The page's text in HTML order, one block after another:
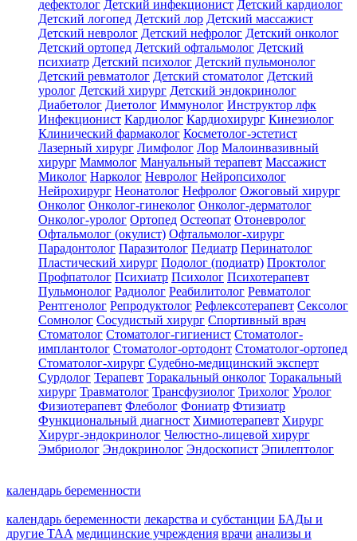
дефектолог Детский инфекционист Детский кардиолог
Детский логопед Детский лор Детский массажист
Детский невролог Детский нефролог Детский онколог
Детский ортопед Детский офтальмолог Детский
психиатр Детский психолог Детский пульмонолог
Детский ревматолог Детский стоматолог Детский
уролог Детский хирург Детский эндокринолог
Диабетолог Диетолог Иммунолог Инструктор лфк
Инфекционист Кардиолог Кардиохирург Кинезиолог
Клинический фармаколог Косметолог-эстетист
Лазерный хирург Лимфолог Лор Малоинвазивный
хирург Маммолог Мануальный терапевт Массажист
Миколог Нарколог Невролог Нейропсихолог
Нейрохирург Неонатолог Нефролог Ожоговый хирург
Онколог Онколог-гинеколог Онколог-дерматолог
Онколог-уролог Ортопед Остеопат Отоневролог
Офтальмолог (окулист) Офтальмолог-хирург
Парадонтолог Паразитолог Педиатр Перинатолог
Пластический хирург Подолог (подиатр) Проктолог
Профпатолог Психиатр Психолог Психотерапевт
Пульмонолог Радиолог Реабилитолог Ревматолог
Рентгенолог Репродуктолог Рефлексотерапевт Сексолог
Сомнолог Сосудистый хирург Спортивный врач
Стоматолог Стоматолог-гигиенист Стоматолог-
имплантолог Стоматолог-ортодонт Стоматолог-ортопед
Стоматолог-хирург Судебно-медицинский эксперт
Сурдолог Терапевт Торакальный онколог Торакальный
хирург Травматолог Трансфузиолог Трихолог Уролог
Физиотерапевт Флеболог Фониатр Фтизиатр
Функциональный диагност Химиотерапевт Хирург
Хирург-эндокринолог Челюстно-лицевой хирург
Эмбриолог Эндокринолог Эндоскопист Эпилептолог
календарь беременности
календарь беременности лекарства и субстанции БАДы и
другие ТАА медицинские учреждения врачи анализы и